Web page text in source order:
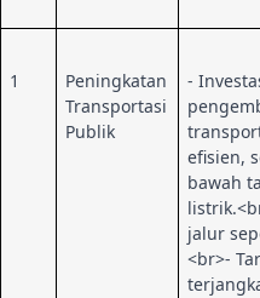
1
Peningkatan
Transportasi
Publik
-
efisien,
bawah
jalur
<br>-